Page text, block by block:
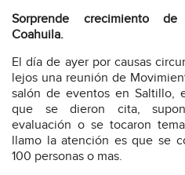
Sorprende crecimiento de
Coahuila.
El día de ayer por causas
lejos una reunión de
salón de eventos en Saltillo,
que se dieron cita,
evaluación o se tocaron
llamo la atención es que se
100 personas o mas.